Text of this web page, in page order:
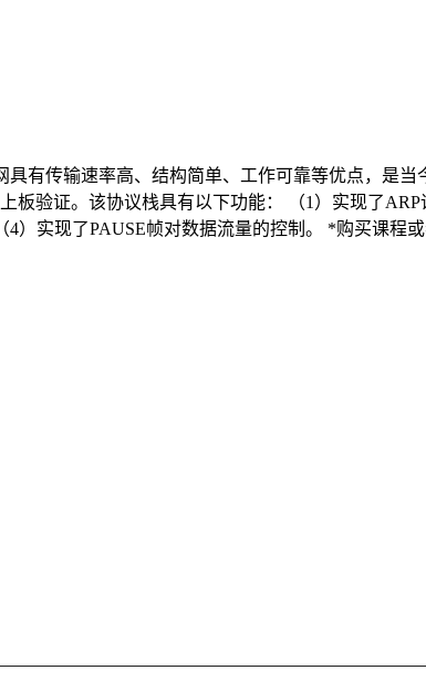
有传输速率高、结构简单、工作可靠等优点，是
验证。该协议栈具有以下功能： （1）实现了
4）实现了PAUSE帧对数据流量的控制。 *购买课程